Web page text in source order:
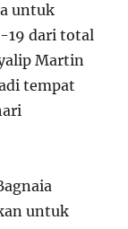
untuk
19 dari total
Martin
tempat
untuk